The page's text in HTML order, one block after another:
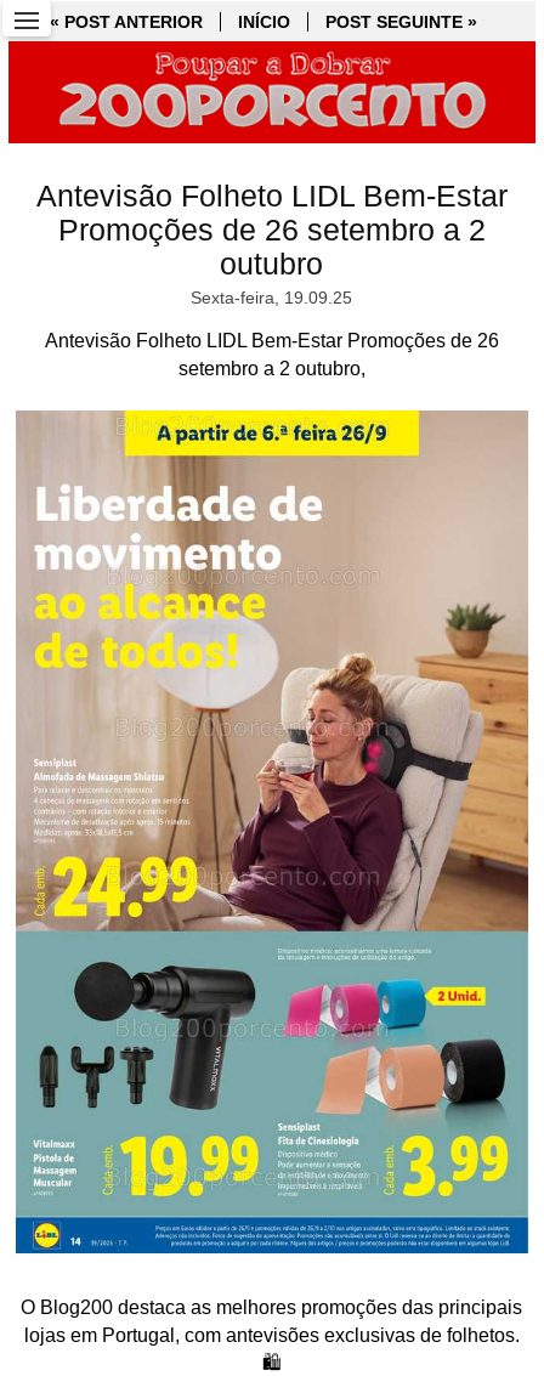
« POST ANTERIOR INÍCIO POST SEGUINTE »
Antevisão Folheto LIDL Bem-Estar
Promoções de 26 setembro a 2
outubro
Sexta-feira, 19.09.25
Antevisão Folheto LIDL Bem-Estar Promoções de 26
setembro a 2 outubro,
O Blog200 destaca as melhores promoções das principais
lojas em Portugal, com antevisões exclusivas de folhetos.
🛍️
« POST ANTERIOR INÍCIO POST SEGUINTE »